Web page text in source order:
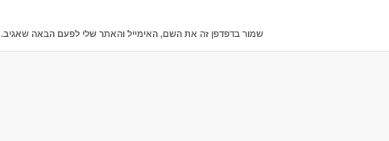
שמור בדפדפן זה את השם, האימייל והאתר שלי לפעם הבאה שאגיב.